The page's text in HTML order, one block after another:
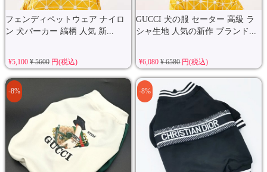
フェンディペットウェア ナイロ
ン 犬パーカー 縞柄 人気 新...
¥5,100 ¥ 5600円(税込)
GUCCI 犬の服 セーター 高級 ラ
シャ生地 人気の新作 ブランド...
¥6,080¥ 6580円(税込)
-8% -8%